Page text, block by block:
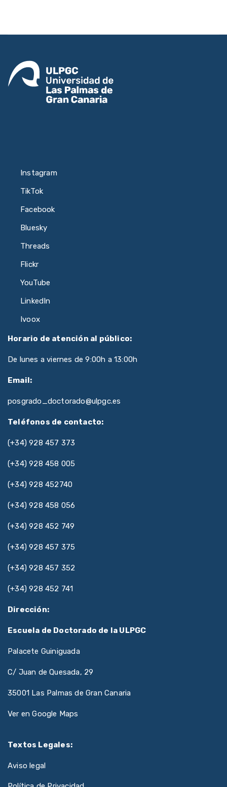
Instagram
TikTok
Facebook
Bluesky
Threads
Flickr
YouTube
LinkedIn
Ivoox
Horario de atención al público:
De lunes a viernes de 9:00h a 13:00h
Email:
posgrado_doctorado@ulpgc.es
Teléfonos de contacto:
(+34) 928 457 373
(+34) 928 458 005
(+34) 928 452740
(+34) 928 458 056
(+34) 928 452 749
(+34) 928 457 375
(+34) 928 457 352
(+34) 928 452 741
Dirección:
Escuela de Doctorado de la ULPGC
Palacete Guiniguada
C/ Juan de Quesada, 29
35001 Las Palmas de Gran Canaria
Ver en Google Maps
Textos Legales:
Aviso legal